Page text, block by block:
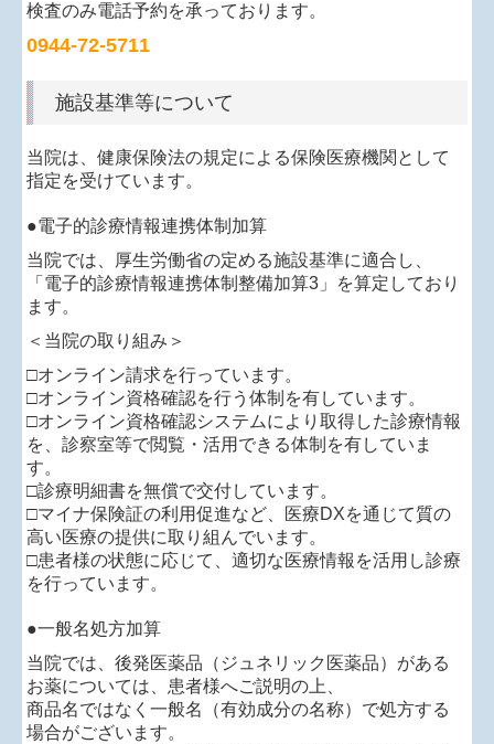
検査のみ電話予約を承っております。
0944-72-5711
施設基準等について
当院は、健康保険法の規定による保険医療機関として
指定を受けています。
●電子的診療情報連携体制加算
当院では、厚生労働省の定める施設基準に適合し、
「電子的診療情報連携体制整備加算3」を算定しており
ます。
＜当院の取り組み＞
□オンライン請求を行っています。
□オンライン資格確認を行う体制を有しています。
□オンライン資格確認システムにより取得した診療情報
を、診察室等で閲覧・活用できる体制を有していま
す。
□診療明細書を無償で交付しています。
□マイナ保険証の利用促進など、医療DXを通じて質の
高い医療の提供に取り組んでいます。
□患者様の状態に応じて、適切な医療情報を活用し診療
を行っています。
●一般名処方加算
当院では、後発医薬品（ジュネリック医薬品）がある
お薬については、患者様へご説明の上、
商品名ではなく一般名（有効成分の名称）で処方する
場合がございます。